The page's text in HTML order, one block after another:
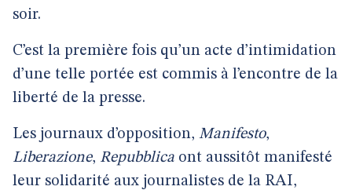
soir.
C’est la première fois qu’un acte d’intimidation
d’une telle portée est commis à l’encontre de la
liberté de la presse.
Les journaux d’opposition, Manifesto,
Liberazione, Repubblica ont aussitôt manifesté
leur solidarité aux journalistes de la RAI,